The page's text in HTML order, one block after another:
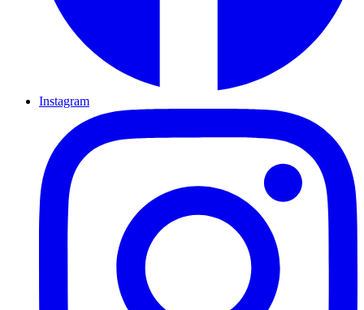
Instagram